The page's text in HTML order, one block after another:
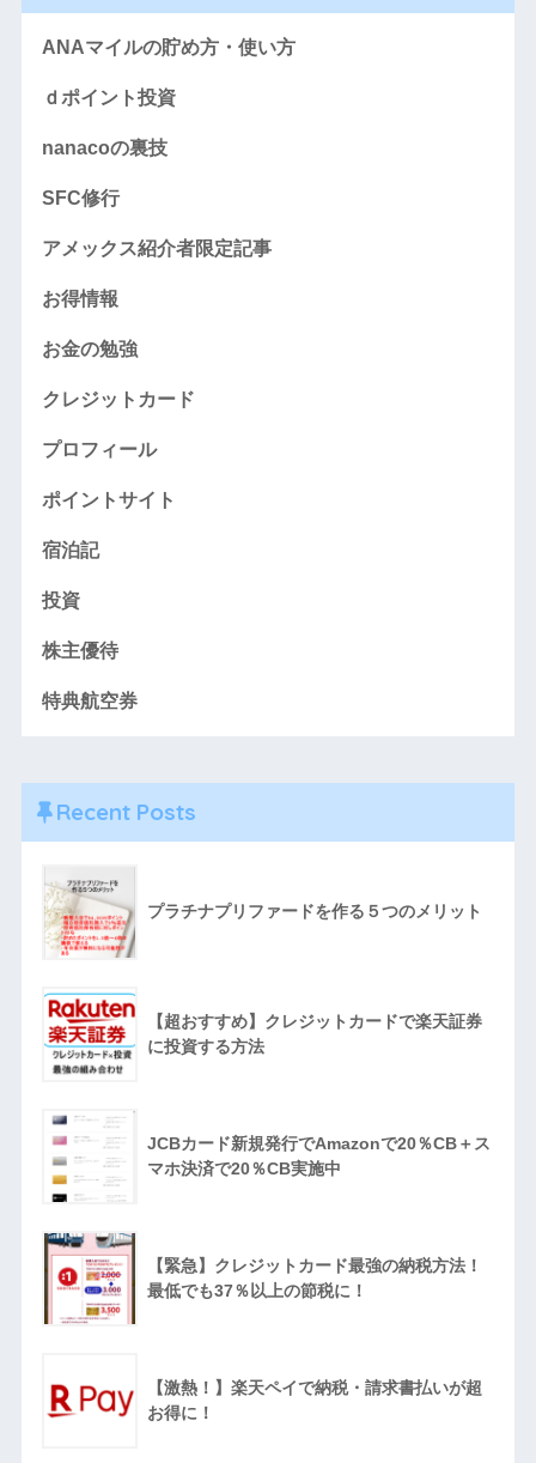
ANAマイルの貯め方・使い方
ｄポイント投資
nanacoの裏技
SFC修行
アメックス紹介者限定記事
お得情報
お金の勉強
クレジットカード
プロフィール
ポイントサイト
宿泊記
投資
株主優待
特典航空券
Recent Posts
プラチナプリファードを作る５つのメリット
【超おすすめ】クレジットカードで楽天証券
に投資する方法
JCBカード新規発行でAmazonで20％CB＋ス
マホ決済で20％CB実施中
【緊急】クレジットカード最強の納税方法！
最低でも37％以上の節税に！
【激熱！】楽天ペイで納税・請求書払いが超
お得に！